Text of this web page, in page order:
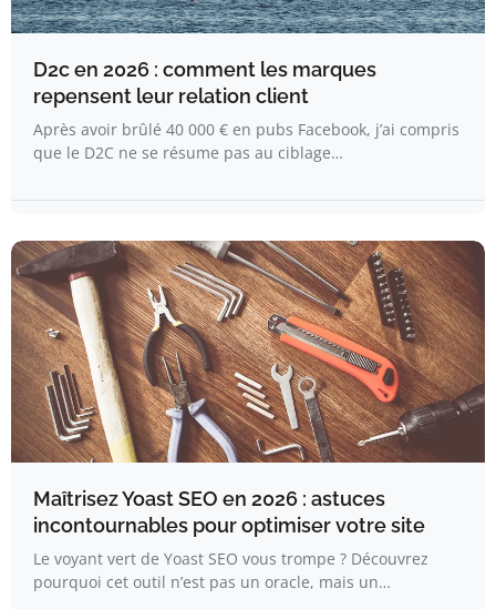
D2c en 2026 : comment les marques
repensent leur relation client
Après avoir brûlé 40 000 € en pubs Facebook, j’ai compris
que le D2C ne se résume pas au ciblage…
Maîtrisez Yoast SEO en 2026 : astuces
incontournables pour optimiser votre site
Le voyant vert de Yoast SEO vous trompe ? Découvrez
pourquoi cet outil n’est pas un oracle, mais un…